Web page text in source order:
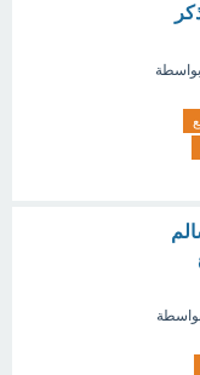
بواسطة